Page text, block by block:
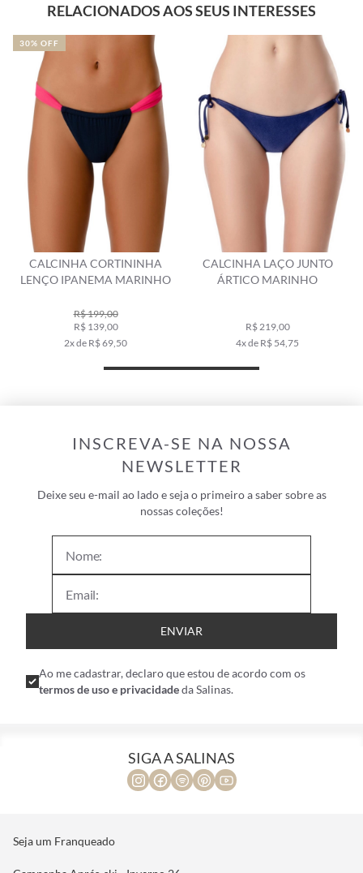
RELACIONADOS AOS SEUS INTERESSES
CALCINHA CORTININHA
LENÇO IPANEMA MARINHO
R$ 199,00
R$ 139,00
2x de R$ 69,50
30% OFF
CALCINHA LAÇO JUNTO
ÁRTICO MARINHO
R$ 219,00
4x de R$ 54,75
INSCREVA-SE NA NOSSA
NEWSLETTER
Deixe seu e-mail ao lado e seja o primeiro a saber sobre as
nossas coleções!
ENVIAR
Ao me cadastrar, declaro que estou de acordo com os
termos de uso e privacidadeda Salinas.
SIGA A SALINAS
Seja um Franqueado